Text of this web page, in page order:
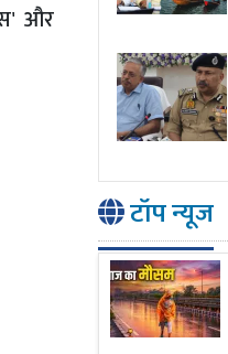
और
टॉप न्यूज